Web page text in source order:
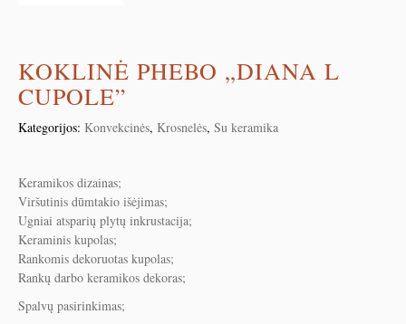
KOKLINĖ PHEBO „DIANA L
CUPOLE”
Kategorijos: Konvekcinės, Krosnelės, Su keramika
Keramikos dizainas;
Viršutinis dūmtakio išėjimas;
Ugniai atsparių plytų inkrustacija;
Keraminis kupolas;
Rankomis dekoruotas kupolas;
Rankų darbo keramikos dekoras;
Spalvų pasirinkimas;